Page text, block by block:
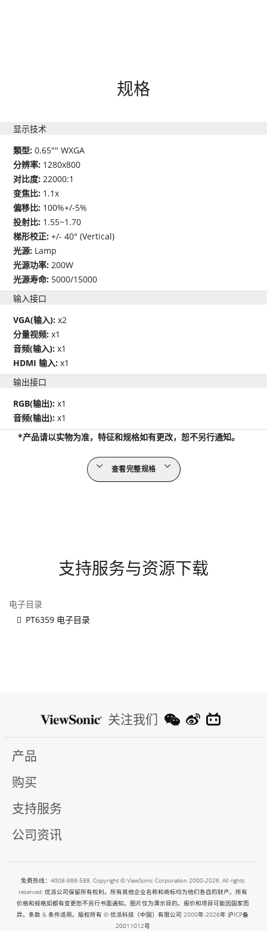
规格
显示技术
類型:0.65"" WXGA
分辨率: 1280x800
对比度:22000:1
变焦比: 1.1x
偏移比: 100%+/-5%
投射比: 1.55~1.70
梯形校正:+/- 40° (Vertical)
光源: Lamp
光源功率:200W
光源寿命: 5000/15000
输入接口
VGA(输入):x2
分量视频:x1
音频(输入):x1
HDMI 输入:x1
输出接口
RGB(输出):x1
音频(输出):x1
*产品请以实物为准，特征和规格如有更改，恕不另行通知。
查看完整规格
支持服务与资源下载
电子目录
PT6359 电子目录
关注我们
产品
购买
支持服务
公司资讯
免费热线：4008-988-588. Copyright © ViewSonic Corporation 2000-2026. All rights
reserved. 优派公司保留所有权利。所有其他企业名称和商标均为他们各自的财产。所有
价格和规格如都有变更恕不另行书面通知。图片仅为演示目的。报价和项目可能因国家而
异。条款 & 条件适用。版权所有 © 优派科技（中国）有限公司 2000年-2026年沪ICP备
20011012号